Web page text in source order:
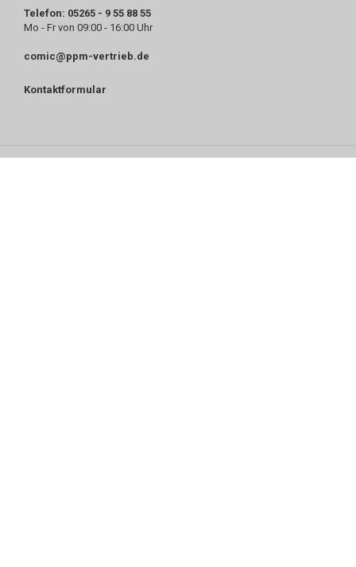
Telefon: 05265 - 9 55 88 55
Mo - Fr von 09:00 - 16:00 Uhr
comic@ppm-vertrieb.de
Kontaktformular